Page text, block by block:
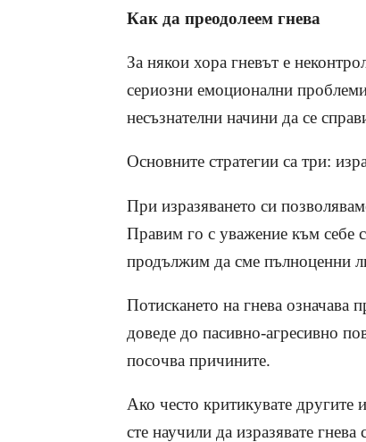
Как да преодолеем гнева
За някои хора гневът е
сериозни емоционални
несъзнателни начини да се
Основните стратегии са три:
При изразяването си
Правим го с уважение към себе
продължим да сме пълноценни
Потискането на гнева означава
доведе до пасивно-агресивно
посочва причините.
Ако често критикувате другите
сте научили да изразявате